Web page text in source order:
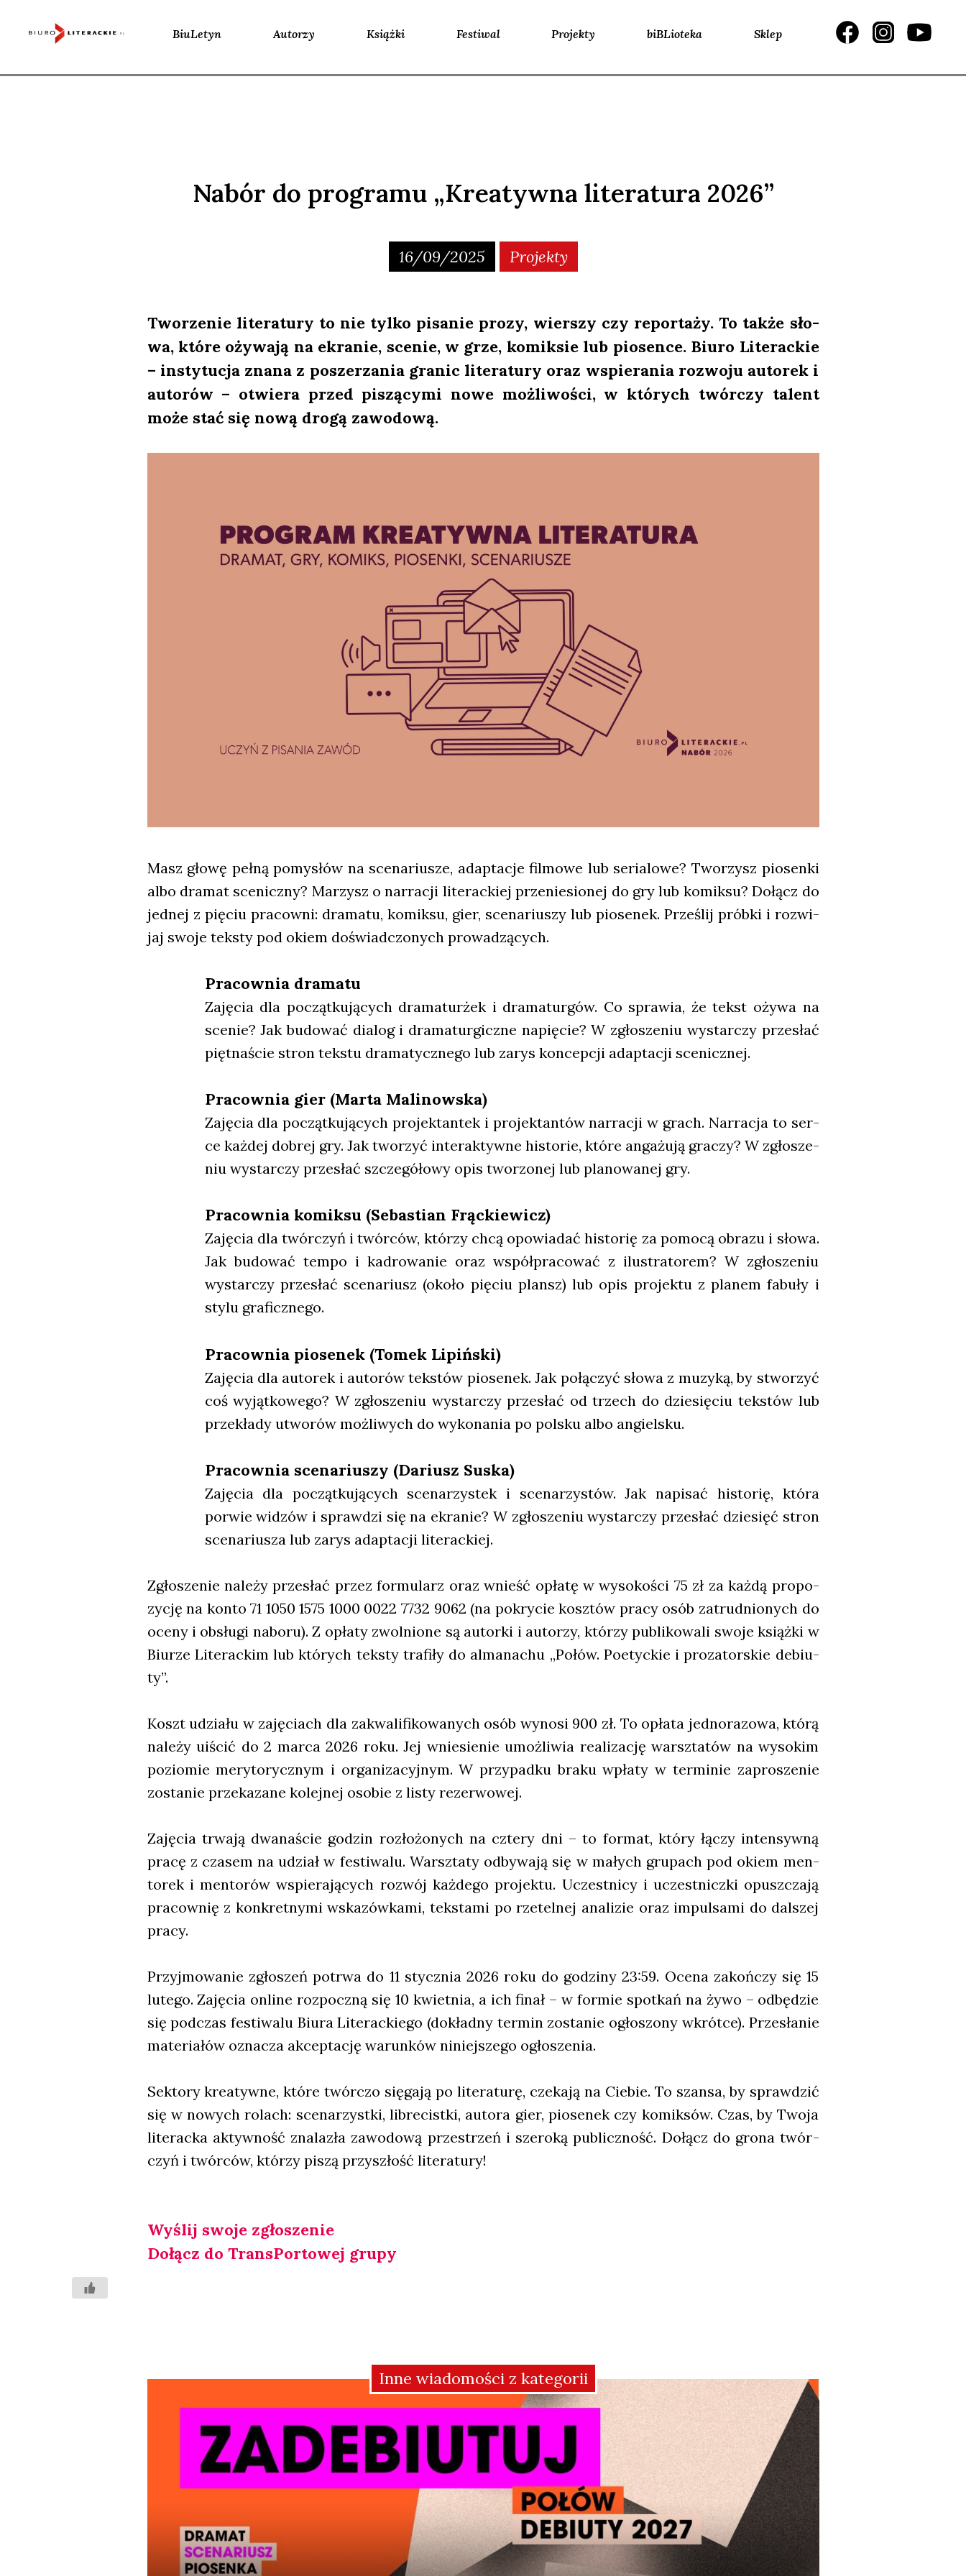
BiuLetyn Autorzy Książki Festiwal Projekty biBLioteka Sklep
Nabór do programu „Kreatywna literatura 2026”
16/09/2025 Projekty
Two­rze­nie lite­ra­tu­ry to nie tyl­ko pisa­nie pro­zy, wier­szy czy repor­ta­ży. To tak­że sło­
wa, któ­re oży­wa­ją na ekra­nie, sce­nie, w grze, komik­sie lub pio­sen­ce. Biu­ro Lite­rac­kie
– insty­tu­cja zna­na z posze­rza­nia gra­nic lite­ra­tu­ry oraz wspie­ra­nia roz­wo­ju auto­rek i
auto­rów – otwie­ra przed piszą­cy­mi nowe moż­li­wo­ści, w któ­rych twór­czy talent
może stać się nową dro­gą zawo­do­wą.
Masz gło­wę peł­ną pomy­słów na sce­na­riu­sze, adap­ta­cje fil­mo­we lub seria­lo­we? Two­rzysz pio­sen­ki
albo dra­mat sce­nicz­ny? Marzysz o nar­ra­cji lite­rac­kiej prze­nie­sio­nej do gry lub komik­su? Dołącz do
jed­nej z pię­ciu pra­cow­ni: dra­ma­tu, komik­su, gier, sce­na­riu­szy lub pio­se­nek. Prze­ślij prób­ki i roz­wi­
jaj swo­je tek­sty pod okiem doświad­czo­nych pro­wa­dzą­cych.
Pra­cow­nia dra­ma­tu
Zaję­cia dla począt­ku­ją­cych dra­ma­tur­żek i dra­ma­tur­gów. Co spra­wia, że tekst oży­wa na
sce­nie? Jak budo­wać dia­log i dra­ma­tur­gicz­ne napię­cie? W zgło­sze­niu wystar­czy prze­słać
pięt­na­ście stron tek­stu dra­ma­tycz­ne­go lub zarys kon­cep­cji adap­ta­cji sce­nicz­nej.
Pra­cow­nia gier (Mar­ta Mali­now­ska)
Zaję­cia dla począt­ku­ją­cych pro­jek­tan­tek i pro­jek­tan­tów nar­ra­cji w grach. Nar­ra­cja to ser­
ce każ­dej dobrej gry. Jak two­rzyć inte­rak­tyw­ne histo­rie, któ­re anga­żu­ją gra­czy? W zgło­sze­
niu wystar­czy prze­słać szcze­gó­ło­wy opis two­rzo­nej lub pla­no­wa­nej gry.
Pra­cow­nia komik­su (Seba­stian Frąc­kie­wicz)
Zaję­cia dla twór­czyń i twór­ców, któ­rzy chcą opo­wia­dać histo­rię za pomo­cą obra­zu i sło­wa.
Jak budo­wać tem­po i kadro­wa­nie oraz współ­pra­co­wać z ilu­stra­to­rem? W zgło­sze­niu
wystar­czy prze­słać sce­na­riusz (oko­ło pię­ciu plansz) lub opis pro­jek­tu z pla­nem fabu­ły i
sty­lu gra­ficz­ne­go.
Pra­cow­nia pio­se­nek (Tomek Lipiń­ski)
Zaję­cia dla auto­rek i auto­rów tek­stów pio­se­nek. Jak połą­czyć sło­wa z muzy­ką, by stwo­rzyć
coś wyjąt­ko­we­go? W zgło­sze­niu wystar­czy prze­słać od trzech do dzie­się­ciu tek­stów lub
prze­kła­dy utwo­rów moż­li­wych do wyko­na­nia po pol­sku albo angiel­sku.
Pra­cow­nia sce­na­riu­szy (Dariusz Suska)
Zaję­cia dla począt­ku­ją­cych sce­na­rzy­stek i sce­na­rzy­stów. Jak napi­sać histo­rię, któ­ra
porwie widzów i spraw­dzi się na ekra­nie? W zgło­sze­niu wystar­czy prze­słać dzie­sięć stron
sce­na­riu­sza lub zarys adap­ta­cji lite­rac­kiej.
Zgło­sze­nie nale­ży prze­słać przez for­mu­larz oraz wnieść opła­tę w wyso­ko­ści 75 zł za każ­dą pro­po­
zy­cję na kon­to 71 1050 1575 1000 0022 7732 9062 (na pokry­cie kosz­tów pra­cy osób zatrud­nio­nych do
oce­ny i obsłu­gi nabo­ru). Z opła­ty zwol­nio­ne są autor­ki i auto­rzy, któ­rzy publi­ko­wa­li swo­je książ­ki w
Biu­rze Lite­rac­kim lub któ­rych tek­sty tra­fi­ły do alma­na­chu „Połów. Poetyc­kie i pro­za­tor­skie debiu­
ty”.
Koszt udzia­łu w zaję­ciach dla zakwa­li­fi­ko­wa­nych osób wyno­si 900 zł. To opła­ta jed­no­ra­zo­wa, któ­rą
nale­ży uiścić do 2 mar­ca 2026 roku. Jej wnie­sie­nie umoż­li­wia reali­za­cję warsz­ta­tów na wyso­kim
pozio­mie mery­to­rycz­nym i orga­ni­za­cyj­nym. W przy­pad­ku bra­ku wpła­ty w ter­mi­nie zapro­sze­nie
zosta­nie prze­ka­za­ne kolej­nej oso­bie z listy rezer­wo­wej.
Zaję­cia trwa­ją dwa­na­ście godzin roz­ło­żo­nych na czte­ry dni – to for­mat, któ­ry łączy inten­syw­ną
pra­cę z cza­sem na udział w festi­wa­lu. Warsz­ta­ty odby­wa­ją się w małych gru­pach pod okiem men­
to­rek i men­to­rów wspie­ra­ją­cych roz­wój każ­de­go pro­jek­tu. Uczest­ni­cy i uczest­nicz­ki opusz­cza­ją
pra­cow­nię z kon­kret­ny­mi wska­zów­ka­mi, tek­sta­mi po rze­tel­nej ana­li­zie oraz impul­sa­mi do dal­szej
pra­cy.
Przyj­mo­wa­nie zgło­szeń potrwa do 11 stycz­nia 2026 roku do godzi­ny 23:59. Oce­na zakoń­czy się 15
lute­go. Zaję­cia onli­ne roz­pocz­ną się 10 kwiet­nia, a ich finał – w for­mie spo­tkań na żywo – odbę­dzie
się pod­czas festi­wa­lu Biu­ra Lite­rac­kie­go (dokład­ny ter­min zosta­nie ogło­szo­ny wkrót­ce). Prze­sła­nie
mate­ria­łów ozna­cza akcep­ta­cję warun­ków niniej­sze­go ogło­sze­nia.
Sek­to­ry kre­atyw­ne, któ­re twór­czo się­ga­ją po lite­ra­tu­rę, cze­ka­ją na Cie­bie. To szan­sa, by spraw­dzić
się w nowych rolach: sce­na­rzyst­ki, libre­cist­ki, auto­ra gier, pio­se­nek czy komik­sów. Czas, by Two­ja
lite­rac­ka aktyw­ność zna­la­zła zawo­do­wą prze­strzeń i sze­ro­ką publicz­ność. Dołącz do gro­na twór­
czyń i twór­ców, któ­rzy piszą przy­szłość lite­ra­tu­ry!
Wyślij swo­je zgło­sze­nie
Dołącz do Trans­Por­to­wej gru­py
Inne wiadomości z kategorii